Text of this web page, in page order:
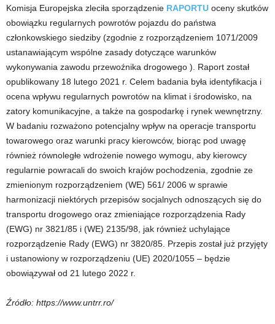
Komisja Europejska zleciła sporządzenie RAPORTU oceny skutków
obowiązku regularnych powrotów pojazdu do państwa
członkowskiego siedziby (zgodnie z rozporządzeniem 1071/2009
ustanawiającym wspólne zasady dotyczące warunków
wykonywania zawodu przewoźnika drogowego ). Raport został
opublikowany 18 lutego 2021 r. Celem badania była identyfikacja i
ocena wpływu regularnych powrotów na klimat i środowisko, na
zatory komunikacyjne, a także na gospodarkę i rynek wewnętrzny.
W badaniu rozważono potencjalny wpływ na operacje transportu
towarowego oraz warunki pracy kierowców, biorąc pod uwagę
również równoległe wdrożenie nowego wymogu, aby kierowcy
regularnie powracali do swoich krajów pochodzenia, zgodnie ze
zmienionym rozporządzeniem (WE) 561/ 2006 w sprawie
harmonizacji niektórych przepisów socjalnych odnoszących się do
transportu drogowego oraz zmieniające rozporządzenia Rady
(EWG) nr 3821/85 i (WE) 2135/98, jak również uchylające
rozporządzenie Rady (EWG) nr 3820/85. Przepis został już przyjęty
i ustanowiony w rozporządzeniu (UE) 2020/1055 – będzie
obowiązywał od 21 lutego 2022 r.
Źródło: https://www.untrr.ro/